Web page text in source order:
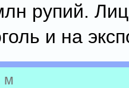
рупий.
и на
м